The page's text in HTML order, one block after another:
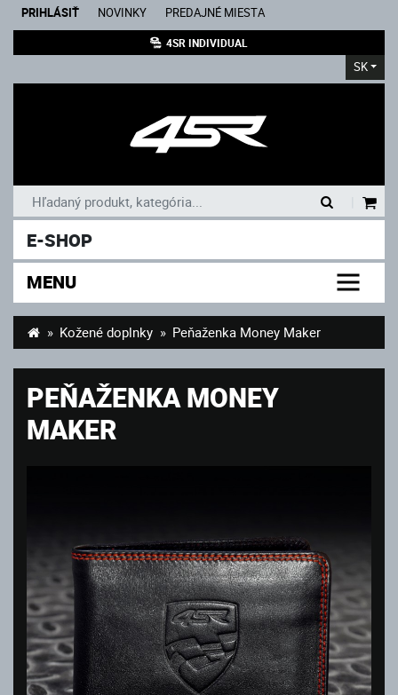
PRIHLÁSIŤ NOVINKY PREDAJNÉ MIESTA
4SR INDIVIDUAL
SK
E-SHOP
MENU
Kožené doplnky Peňaženka Money Maker
PEŇAŽENKA MONEY
MAKER